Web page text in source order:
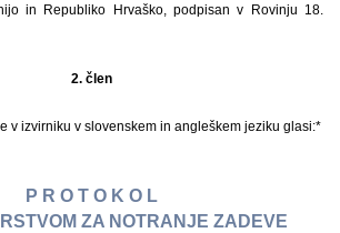
in Republiko Hrvaško, podpisan v Rovinju 18.
2. člen
v izvirniku v slovenskem in angleškem jeziku glasi:*
P R O T O K O L
ZA NOTRANJE ZADEVE